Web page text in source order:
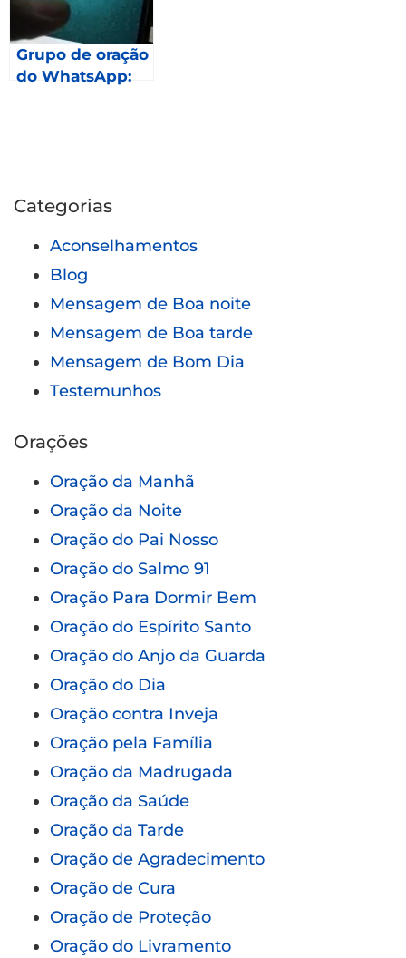
Grupo de oração
do WhatsApp:
Categorias
Aconselhamentos
Blog
Mensagem de Boa noite
Mensagem de Boa tarde
Mensagem de Bom Dia
Testemunhos
Orações
Oração da Manhã
Oração da Noite
Oração do Pai Nosso
Oração do Salmo 91
Oração Para Dormir Bem
Oração do Espírito Santo
Oração do Anjo da Guarda
Oração do Dia
Oração contra Inveja
Oração pela Família
Oração da Madrugada
Oração da Saúde
Oração da Tarde
Oração de Agradecimento
Oração de Cura
Oração de Proteção
Oração do Livramento